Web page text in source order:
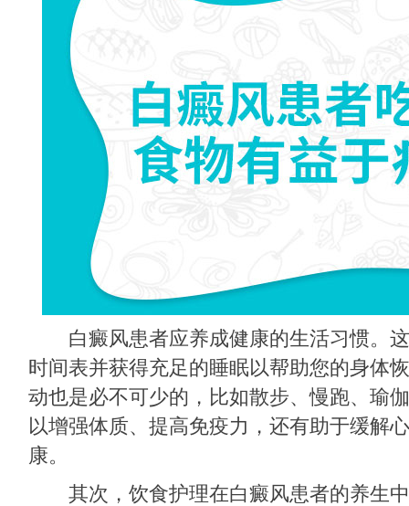
白癜风患者应养成健康的生活习惯。这
时间表并获得充足的睡眠以帮助您的身体
动也是必不可少的，比如散步、慢跑、瑜
以增强体质、提高免疫力，还有助于缓解
康。
其次，饮食护理在白癜风患者的养生中